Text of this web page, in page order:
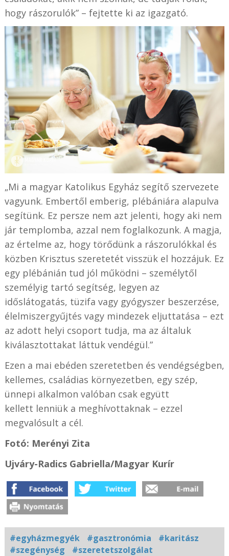
hogy rászorulók” – fejtette ki az igazgató.
„Mi a magyar Katolikus Egyház segítő szervezete
vagyunk. Embertől emberig, plébániára alapulva
segítünk. Ez persze nem azt jelenti, hogy aki nem
jár templomba, azzal nem foglalkozunk. A magja,
az értelme az, hogy törődünk a rászorulókkal és
közben Krisztus szeretetét visszük el hozzájuk. Ez
egy plébánián tud jól működni – személytől
személyig tartó segítség, legyen az
időslátogatás, tüzifa vagy gyógyszer beszerzése,
élelmiszergyűjtés vagy mindezek eljuttatása – ezt
az adott helyi csoport tudja, ma az általuk
kiválasztottakat láttuk vendégül.”
Ezen a mai ebéden szeretetben és vendégségben,
kellemes, családias környezetben, egy szép,
ünnepi alkalmon valóban csak együtt
kellett lenniük a meghívottaknak – ezzel
megvalósult a cél.
Fotó: Merényi Zita
Ujváry-Radics Gabriella/Magyar Kurír
#egyházmegyék #gasztronómia
#karitász
#szegénység
#szeretetszolgálat